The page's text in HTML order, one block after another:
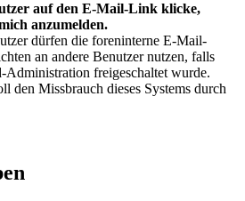
auf den E-Mail-Link klicke,
anzumelden.
dürfen die foreninterne E-Mail-
an andere Benutzer nutzen, falls
Administration freigeschaltet wurde.
den Missbrauch dieses Systems durch